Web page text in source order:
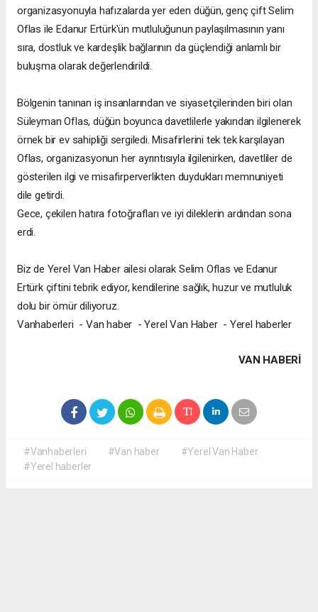
organizasyonuyla hafızalarda yer eden düğün, genç çift Selim
Oflas ile Edanur Ertürk'ün mutluluğunun paylaşılmasının yanı
sıra, dostluk ve kardeşlik bağlarının da güçlendiği anlamlı bir
buluşma olarak değerlendirildi.
Bölgenin tanınan iş insanlarından ve siyasetçilerinden biri olan
Süleyman Oflas, düğün boyunca davetlilerle yakından ilgilenerek
örnek bir ev sahipliği sergiledi. Misafirlerini tek tek karşılayan
Oflas, organizasyonun her ayrıntısıyla ilgilenirken, davetliler de
gösterilen ilgi ve misafirperverlikten duydukları memnuniyeti
dile getirdi.
Gece, çekilen hatıra fotoğrafları ve iyi dileklerin ardından sona
erdi.
Biz de Yerel Van Haber ailesi olarak Selim Oflas ve Edanur
Ertürk çiftini tebrik ediyor, kendilerine sağlık, huzur ve mutluluk
dolu bir ömür diliyoruz.
Vanhaberleri - Van haber - Yerel Van Haber - Yerel haberler
VAN HABERİ
#Vanhaberleri #Van haber
#Yerel Van Haber
#Yerel haberler